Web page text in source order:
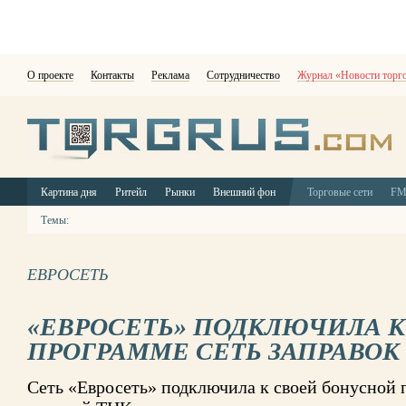
О проекте Контакты Реклама Сотрудничество Журнал «Новости
Картина дня Ритейл Рынки Внешний фон Торговые сети
Темы:
ЕВРОСЕТЬ
«ЕВРОСЕТЬ» ПОДКЛЮЧИЛА
ПРОГРАММЕ СЕТЬ ЗАПРАВОК
Сеть «Евросеть» подключила к своей бонусной